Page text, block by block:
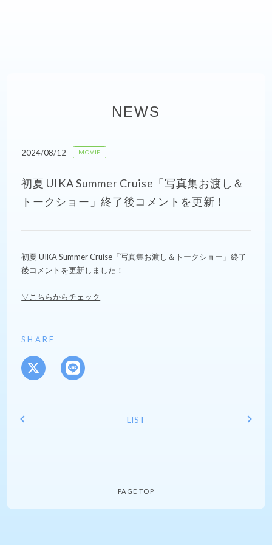
NEWS
2024/08/12 MOVIE
初夏 UIKA Summer Cruise「写真集お渡し＆
トークショー」終了後コメントを更新！
初夏 UIKA Summer Cruise「写真集お渡し＆トークショー」終了
後コメントを更新しました！
▽こちらからチェック
SHARE
LIST
PAGE TOP